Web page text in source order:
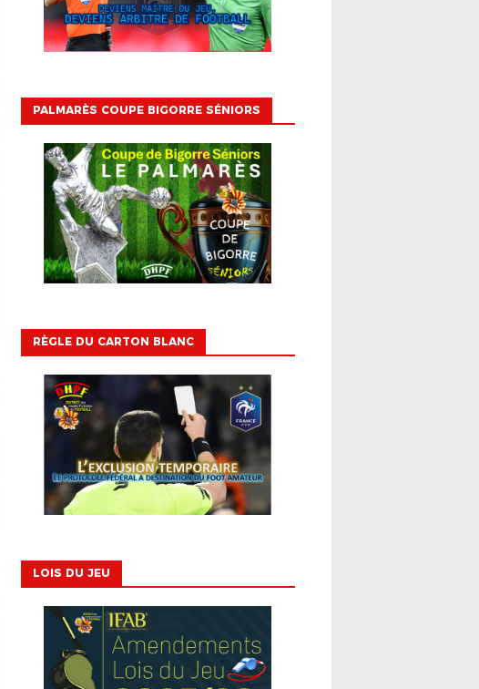
PALMARÈS COUPE BIGORRE SÉNIORS
RÈGLE DU CARTON BLANC
LOIS DU JEU